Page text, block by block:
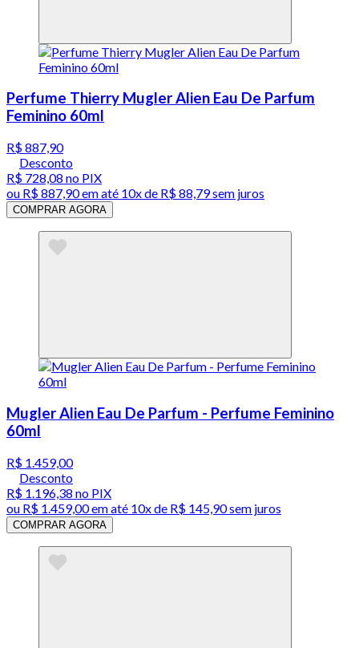
Perfume Thierry Mugler Alien Eau De Parfum
Feminino 60ml
R$ 887,90
Desconto
R$ 728,08 no PIX
ou R$ 887,90em até 10x de R$ 88,79 sem juros
COMPRAR AGORA
Mugler Alien Eau De Parfum - Perfume Feminino
60ml
R$ 1.459,00
Desconto
R$ 1.196,38 no PIX
ou R$ 1.459,00em até 10x de R$ 145,90 sem juros
COMPRAR AGORA